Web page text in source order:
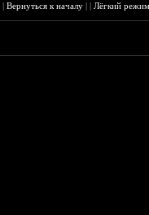
|Вернуться к началу ||Лёгкий